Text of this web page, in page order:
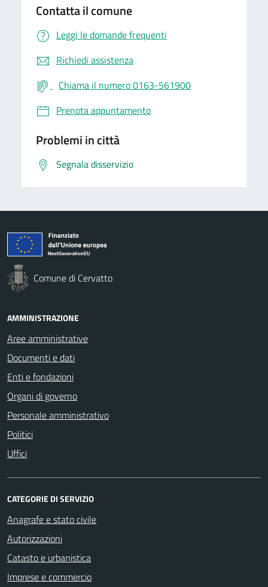
Contatta il comune
Leggi le domande frequenti
Richiedi assistenza
Chiama il numero 0163-561900
Prenota appuntamento
Problemi in città
Segnala disservizio
Comune di Cervatto
AMMINISTRAZIONE
Aree amministrative
Documenti e dati
Enti e fondazioni
Organi di governo
Personale amministrativo
Politici
Uffici
CATEGORIE DI SERVIZIO
Anagrafe e stato civile
Autorizzazioni
Catasto e urbanistica
Imprese e commercio